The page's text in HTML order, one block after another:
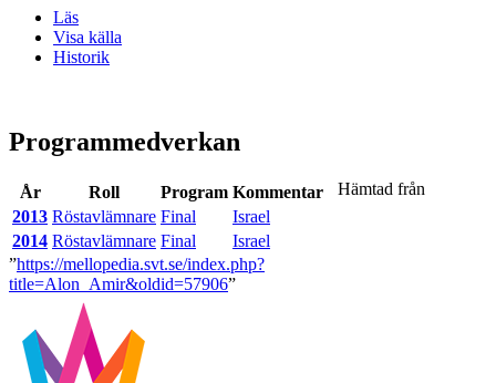
Läs
Visa källa
Historik
Programmedverkan
År Roll Program Kommentar
2013 Röstavlämnare Final
Israel
2014 Röstavlämnare Final Israel
Hämtad från
”https://mellopedia.svt.se/index.php?
title=Alon_Amir&oldid=57906”